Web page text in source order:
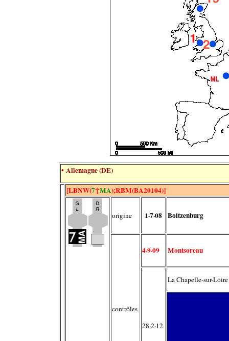
• Allemagne (DE)
[LBNW(7↑MA);RBM(BA20104)]
origine 1·7·08 Boitzenburg
contrôles
4·9·09 Montsoreau
28·2·12
La Chapelle-sur-